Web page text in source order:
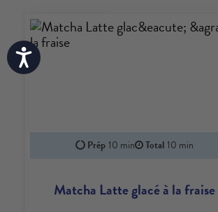
Accessibility
Prép 10 min Total 10 min
Matcha Latte glacé à la fraise